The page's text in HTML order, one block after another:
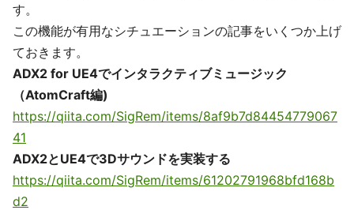
す。
この機能が有用なシチュエーションの記事をいくつか上げ
ておきます。
ADX2 for UE4でインタラクティブミュージック
（AtomCraft編)
https://qiita.com/SigRem/items/8af9b7d84454779067
41
ADX2とUE4で3Dサウンドを実装する
https://qiita.com/SigRem/items/61202791968bfd168b
d2